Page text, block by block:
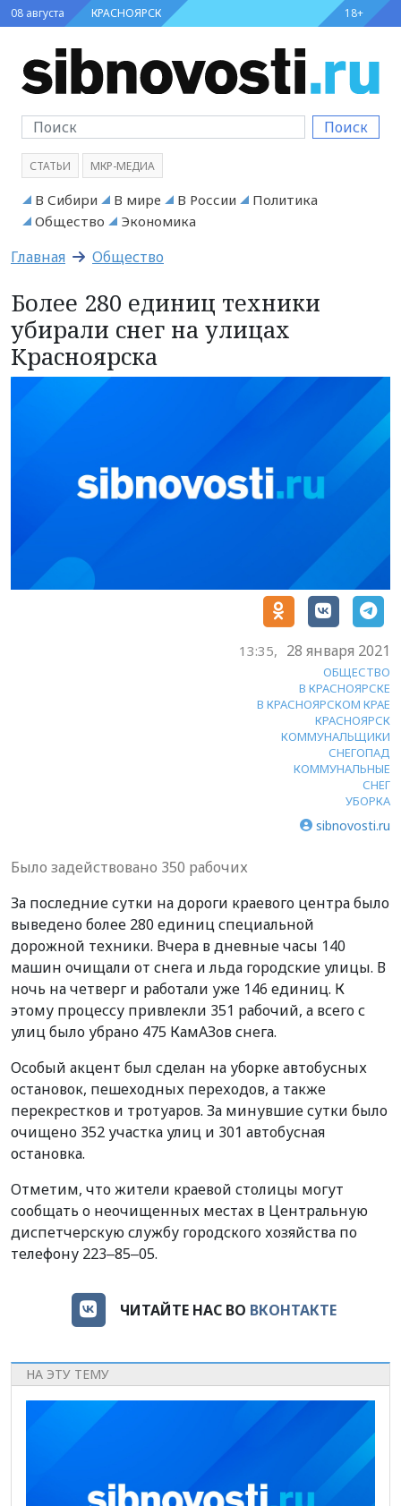
08 августа КРАСНОЯРСК 18+
Поиск
СТАТЬИ МКР-МЕДИА
В Сибири В мире В России
Политика
Общество
Экономика
Главная Общество
Более 280 единиц техники
убирали снег на улицах
Красноярска
13:35, 28 января 2021
ОБЩЕСТВО
В КРАСНОЯРСКЕ
В КРАСНОЯРСКОМ КРАЕ
КРАСНОЯРСК
КОММУНАЛЬЩИКИ
СНЕГОПАД
КОММУНАЛЬНЫЕ
СНЕГ
УБОРКА
sibnovosti.ru
Было задействовано 350 рабочих
За последние сутки на дороги краевого центра было
выведено более 280 единиц специальной
дорожной техники. Вчера в дневные часы 140
машин очищали от снега и льда городские улицы. В
ночь на четверг и работали уже 146 единиц. К
этому процессу привлекли 351 рабочий, а всего с
улиц было убрано 475 КамАЗов снега.
Особый акцент был сделан на уборке автобусных
остановок, пешеходных переходов, а также
перекрестков и тротуаров. За минувшие сутки было
очищено 352 участка улиц и 301 автобусная
остановка.
Отметим, что жители краевой столицы могут
сообщать о неочищенных местах в Центральную
диспетчерскую службу городского хозяйства по
телефону 223‒85‒05.
ЧИТАЙТЕ НАС ВО ВКОНТАКТЕ
НА ЭТУ ТЕМУ